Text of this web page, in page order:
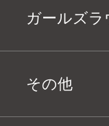
ガールズラ
その他